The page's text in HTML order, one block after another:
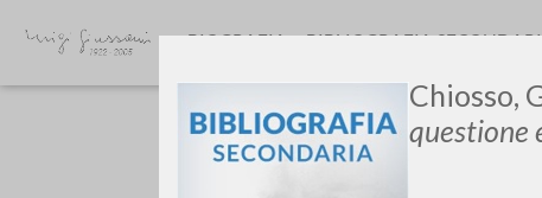
Chiosso,
questione
BIOGRAFIA BIBLIOGRAFIA